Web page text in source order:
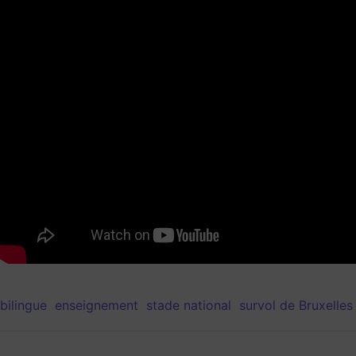
bilingue enseignement stade national survol de Bruxelles